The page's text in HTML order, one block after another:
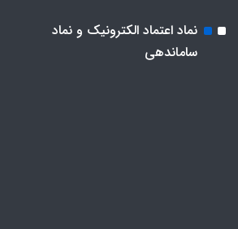
نماد اعتماد الکترونیک و نماد
ساماندهی